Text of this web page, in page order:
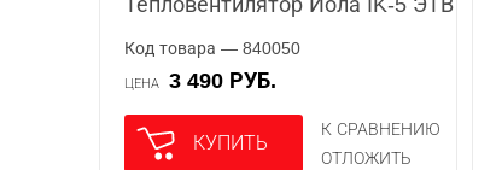
Тепловентилятор Иола IK-5 ЭТВ
Код товара — 840050
ЦЕНА 3 490 РУБ.
КУПИТЬ
К СРАВНЕНИЮ
ОТЛОЖИТЬ